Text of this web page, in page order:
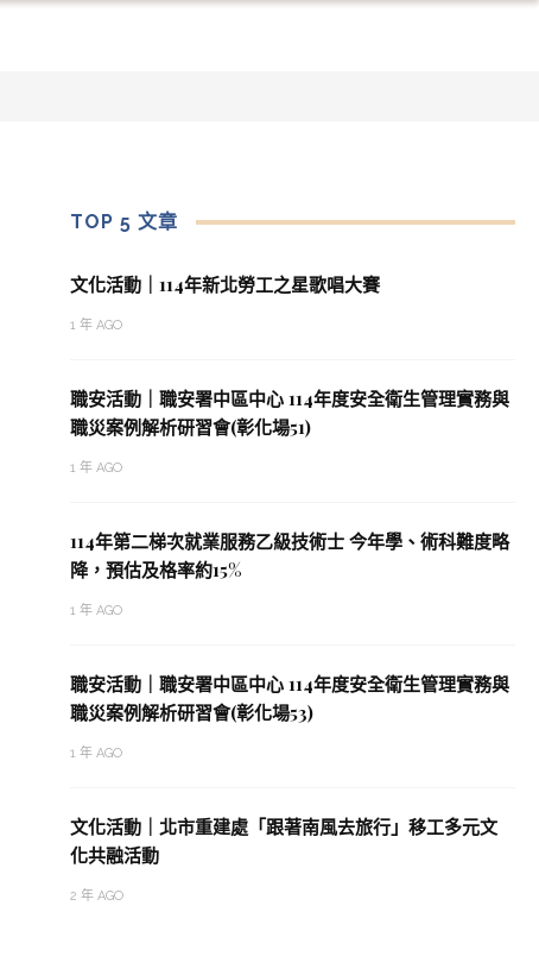
TOP 5 文章
文化活動｜114年新北勞工之星歌唱大賽
1 年 AGO
職安活動｜職安署中區中心 114年度安全衛生管理實務與
職災案例解析研習會(彰化場51)
1 年 AGO
114年第二梯次就業服務乙級技術士 今年學、術科難度略
降，預估及格率約15%
1 年 AGO
職安活動｜職安署中區中心 114年度安全衛生管理實務與
職災案例解析研習會(彰化場53)
1 年 AGO
文化活動｜北市重建處「跟著南風去旅行」移工多元文
化共融活動
2 年 AGO